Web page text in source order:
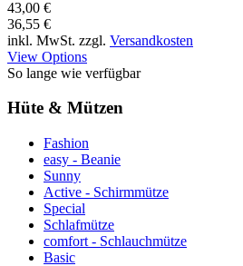
43,00 €
36,55 €
inkl. MwSt. zzgl. Versandkosten
View Options
So lange wie verfügbar
Hüte & Mützen
Fashion
easy - Beanie
Sunny
Active - Schirmmütze
Special
Schlafmütze
comfort - Schlauchmütze
Basic